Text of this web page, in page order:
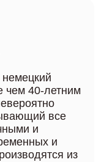
чем 40-летним
все
и
и
из